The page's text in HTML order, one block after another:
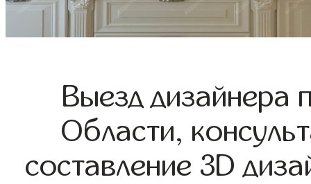
Выезд дизайнера
Области,
составление 3D